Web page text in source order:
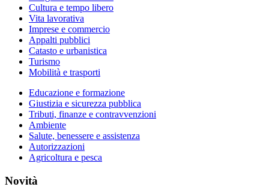
Cultura e tempo libero
Vita lavorativa
Imprese e commercio
Appalti pubblici
Catasto e urbanistica
Turismo
Mobilità e trasporti
Educazione e formazione
Giustizia e sicurezza pubblica
Tributi, finanze e contravvenzioni
Ambiente
Salute, benessere e assistenza
Autorizzazioni
Agricoltura e pesca
Novità